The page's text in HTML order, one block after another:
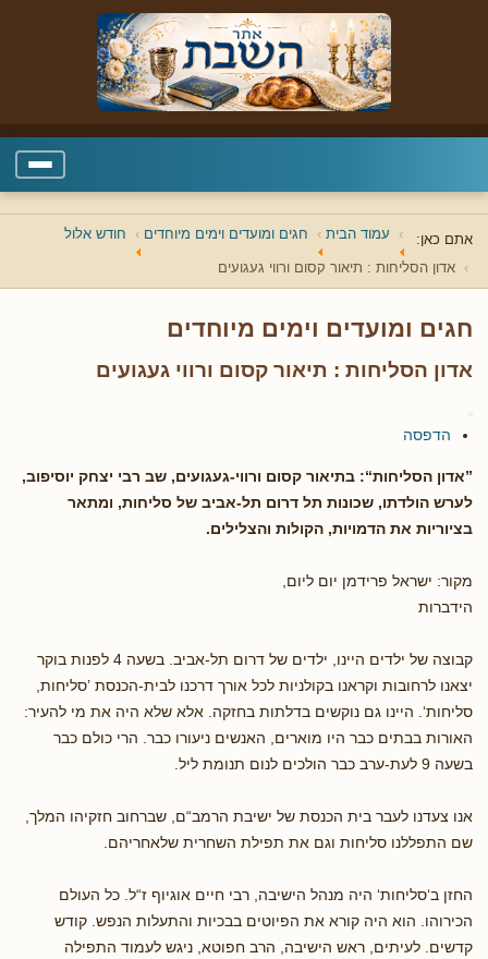
אתם כאן: עמוד הבית חגים ומועדים וימים מיוחדים חודש אלול
אדון הסליחות : תיאור קסום ורווי געגועים
חגים ומועדים וימים מיוחדים
אדון הסליחות : תיאור קסום ורווי געגועים
הדפסה
”אדון הסליחות“: בתיאור קסום ורווי-געגועים, שב רבי יצחק יוסיפוב,
לערש הולדתו, שכונות תל דרום תל-אביב של סליחות, ומתאר
בציוריות את הדמויות, הקולות והצלילים.
מקור: ישראל פרידמן יום ליום,
הידברות
קבוצה של ילדים היינו, ילדים של דרום תל-אביב. בשעה 4 לפנות בוקר
יצאנו לרחובות וקראנו בקולניות לכל אורך דרכנו לבית-הכנסת ’סליחות,
סליחות‘. היינו גם נוקשים בדלתות בחזקה. אלא שלא היה את מי להעיר:
האורות בבתים כבר היו מוארים, האנשים ניעורו כבר. הרי כולם כבר
בשעה 9 לעת-ערב כבר הולכים לנום תנומת ליל.
אנו צעדנו לעבר בית הכנסת של ישיבת הרמב“ם, שברחוב חזקיהו המלך,
שם התפללנו סליחות וגם את תפילת השחרית שלאחריהם.
החזן ב‘סליחות‘ היה מנהל הישיבה, רבי חיים אוגיוף ז“ל. כל העולם
הכירוהו. הוא היה קורא את הפיוטים בבכיות והתעלות הנפש. קודש
קדשים. לעיתים, ראש הישיבה, הרב חפוטא, ניגש לעמוד התפילה